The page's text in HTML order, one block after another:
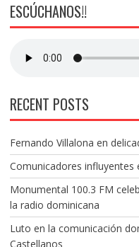
ESCÚCHANOS!!
RECENT POSTS
Fernando Villalona en
Comunicadores influyentes
Monumental 100.3 FM
la radio dominicana
Luto en la comunicación
Castellanos